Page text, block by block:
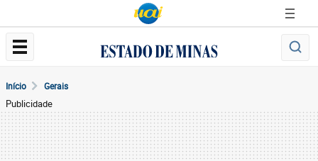
Início Gerais
Publicidade